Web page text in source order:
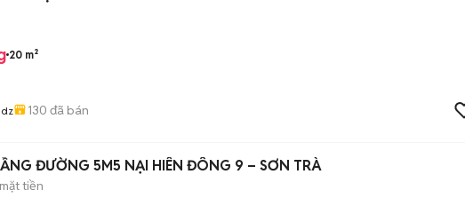
20 m²
130 đã bán
ĐƯỜNG 5M5 NẠI HIÊN ĐÔNG 9 – SƠN TRÀ
tiền